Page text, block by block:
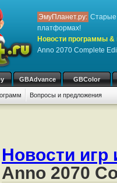
ЭмуПланет.ру: Старые
платформах!
Новости программы &
Anno 2070 Complete
GBAdvance GBColor
Вопросы и предложения
Новости игр
Anno 2070